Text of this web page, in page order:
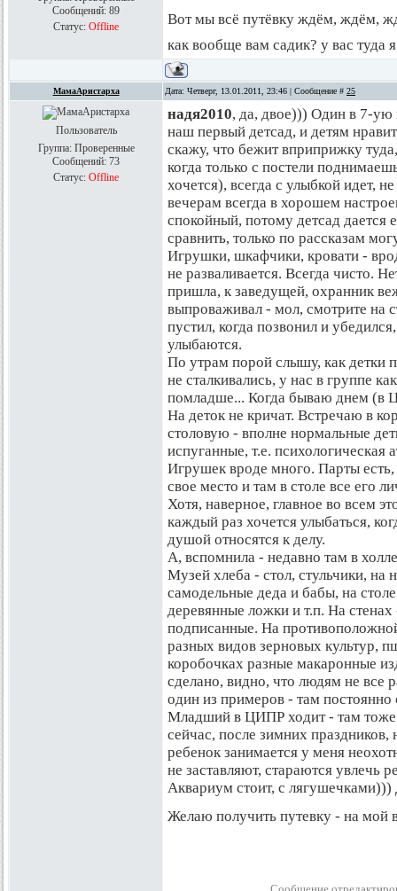
Сообщений: 89
Статус: Offline
Вот мы всё путёвку ждём, ждём,
как вообще вам садик? у вас туда
МамаАристарха Дата: Четверг, 13.01.2011, 23:46 | Сообщение # 25
Пользователь
Группа: Проверенные
Сообщений: 73
Статус: Offline
надя2010, да, двое))) Один в 7-
наш первый детсад, и детям
скажу, что бежит вприприжку
когда только с постели
хочется), всегда с улыбкой идет,
вечерам всегда в хорошем
спокойный, потому детсад
сравнить, только по рассказам
Игрушки, шкафчики, кровати -
не разваливается. Всегда чисто.
пришла, к заведущей, охранник
выпроваживал - мол, смотрите на
пустил, когда позвонил и
улыбаются.
По утрам порой слышу, как детки
не сталкивались, у нас в группе
помладше... Когда бываю днем (в
На деток не кричат. Встречаю в
столовую - вполне нормальные
испуганные, т.е. психологическая
Игрушек вроде много. Парты
свое место и там в столе все его
Хотя, наверное, главное во всем
каждый раз хочется улыбаться,
душой относятся к делу.
А, вспомнила - недавно там в
Музей хлеба - стол, стульчики, на
самодельные деда и бабы, на
деревянные ложки и т.п. На
подписанные. На
разных видов зерновых культур,
коробочках разные макаронные
сделано, видно, что людям не все
один из примеров - там
Младший в ЦИПР ходит - там тоже
сейчас, после зимних
ребенок занимается у меня
не заставляют, стараются увлечь
Аквариум стоит, с
Желаю получить путевку - на мой